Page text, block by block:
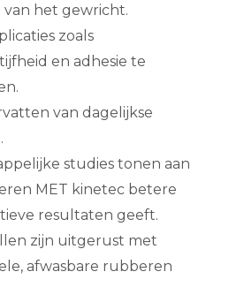
van het gewricht.
zoals
en adhesie te
van dagelijkse
studies tonen aan
MET kinetec betere
resultaten geeft.
zijn uitgerust met
afwasbare rubberen